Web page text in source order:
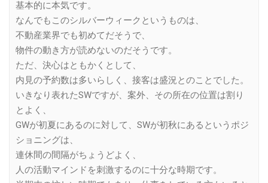
基本的に本気です。
なんでもこのシルバーウィークというものは、
不動産業界でも初めてだそうで、
物件の動き方が読めないのだそうです。
ただ、決心はともかくとして、
内見の予約数は多いらしく、接客は盛況とのことでした。
いきなり表れたSWですが、案外、その所在の位置は割り
とよく、
GWが初夏にあるのに対して、SWが初秋にあるというポジ
ショニングは、
連休間の間隔がちょうどよく、
人の活動マインドを刺激するのに十分な時期です。